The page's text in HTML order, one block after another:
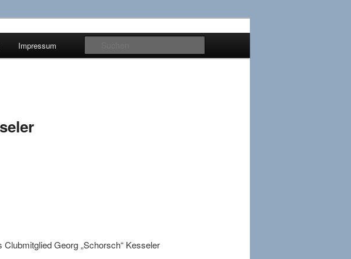
Impressum
Georg „Schorsch“ Kesseler